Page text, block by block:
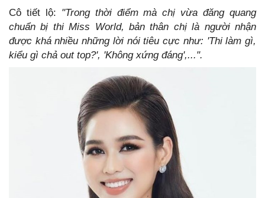
Cô tiết lộ: "Trong thời điểm mà chị vừa đăng quang
chuẩn bị thi Miss World, bản thân chị là người nhận
được khá nhiều những lời nói tiêu cực như: 'Thi làm gì,
kiểu gì chả out top?', 'Không xứng đáng',...".